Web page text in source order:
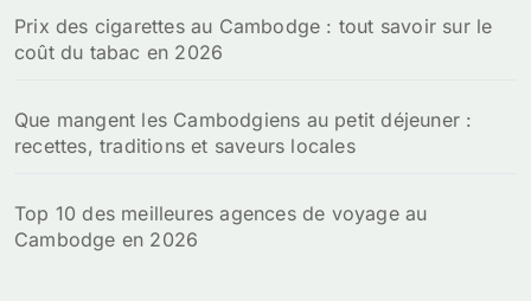
Prix des cigarettes au Cambodge : tout savoir sur le
coût du tabac en 2026
Que mangent les Cambodgiens au petit déjeuner :
recettes, traditions et saveurs locales
Top 10 des meilleures agences de voyage au
Cambodge en 2026